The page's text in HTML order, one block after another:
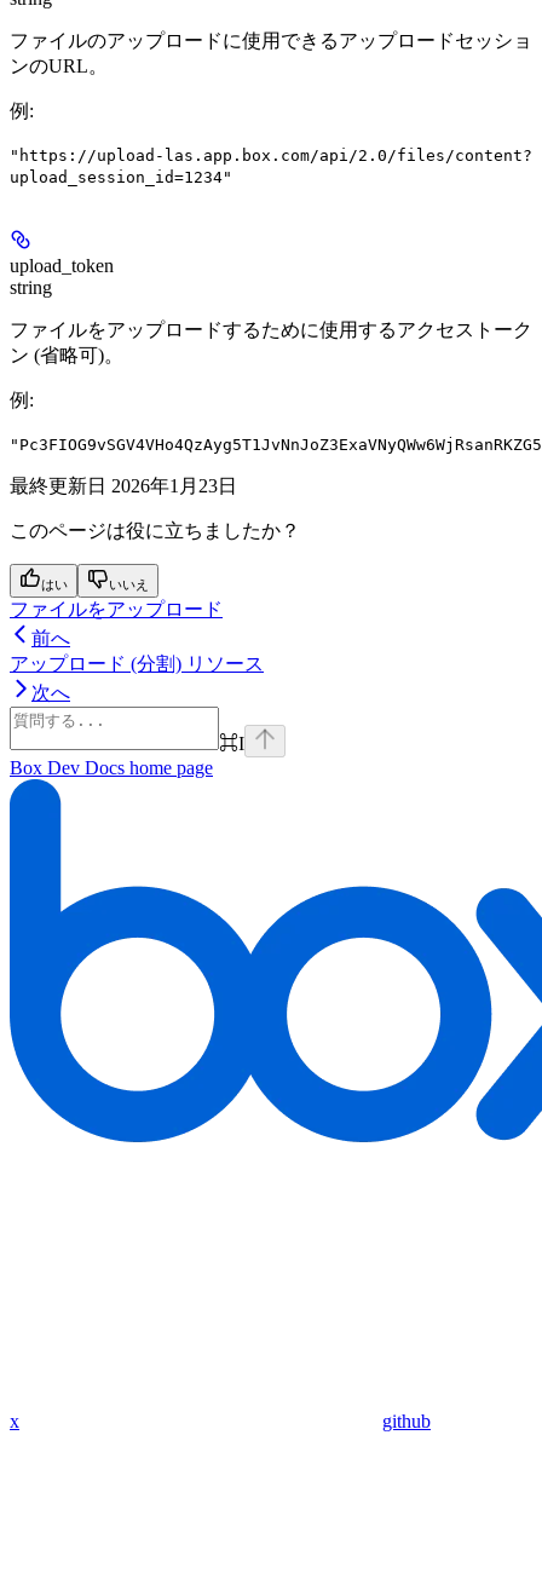
ファイルのアップロードに使用できるアップロードセッショ
ンのURL。
例 :
"https://upload-las.app.box.com/api/2.0/files/content?
upload_session_id=1234"
upload_token
string
ファイルをアップロードするために使用するアクセストーク
ン (省略可)。
例 :
最終更新日 2026年1月23日
このページは役に立ちましたか？
はい いいえ
ファイルをアップロード
前へ
アップロード (分割) リソース
次へ
⌘I
Box Dev Docs home page
x github